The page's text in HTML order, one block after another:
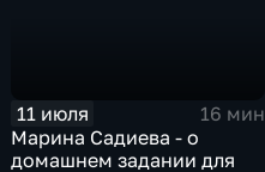
11 июля
16 мин
Марина Садиева - о
домашнем задании для